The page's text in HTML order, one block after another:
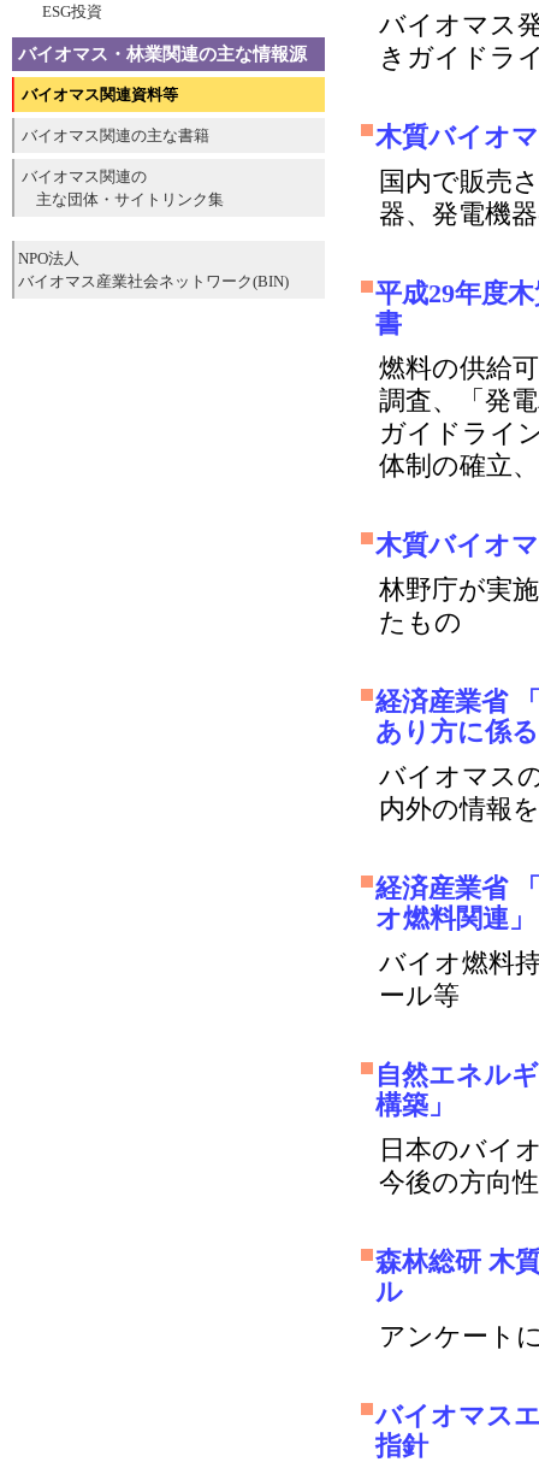
ESG投資
バイオマス・林業関連の主な情報源
バイオマス関連資料等
バイオマス関連の主な書籍
バイオマス関連の
主な団体・サイトリンク集
NPO法人
バイオマス産業社会ネットワーク(BIN)
バイオマス
きガイドラ
木質バイオ
国内で販売
器、発電機
平成29年度
書
燃料の供給
調査、「発
ガイドライ
体制の確立
木質バイオ
林野庁が実
たもの
経済産業省
あり方に係
バイオマス
内外の情報
経済産業省
オ燃料関連」
バイオ燃料
ール等
自然エネル
構築」
日本のバイ
今後の方向
森林総研 木
ル
アンケート
バイオマス
指針